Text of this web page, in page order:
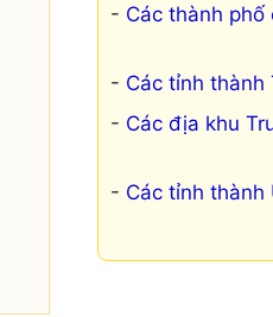
Các thành phố
Các tỉnh thành
Các địa khu
Các tỉnh thành